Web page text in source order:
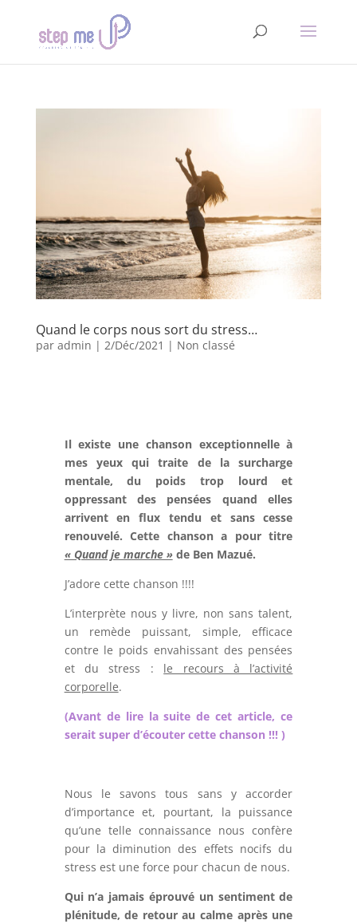
Quand le corps nous sort du stress…
par admin | 2/Déc/2021 | Non classé
Il existe une chanson exceptionnelle à
mes yeux qui traite de la surcharge
mentale, du poids trop lourd et
oppressant des pensées quand elles
arrivent en flux tendu et sans cesse
renouvelé. Cette chanson a pour titre
« Quand je marche »de Ben Mazué.
J’adore cette chanson !!!!
L’interprète nous y livre, non sans talent,
un remède puissant, simple, efficace
contre le poids envahissant des pensées
et du stress : le recours à l’activité
corporelle.
(Avant de lire la suite de cet article, ce
serait super d’écouter cette chanson !!! )
Nous le savons tous sans y accorder
d’importance et, pourtant, la puissance
qu’une telle connaissance nous confère
pour la diminution des effets nocifs du
stress est une force pour chacun de nous.
Qui n’a jamais éprouvé un sentiment de
plénitude, de retour au calme après une